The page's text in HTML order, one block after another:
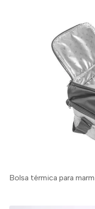
Bolsa térmica para